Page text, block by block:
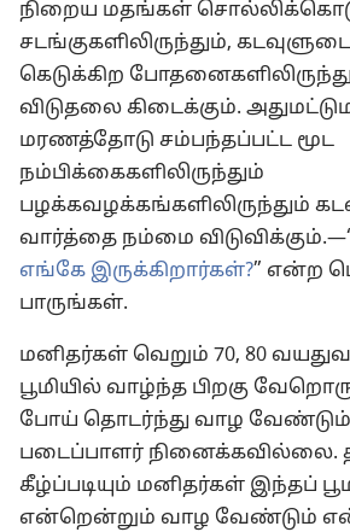
நிறைய மதங்கள்
சடங்குகளிலிருந்தும்,
கெடுக்கிற
விடுதலை கிடைக்கும்.
மரணத்தோடு சம்பந்தப்பட்ட மூட
நம்பிக்கைகளிலிருந்தும்
பழக்கவழக்கங்களிலிருந்தும்
வார்த்தை நம்மை
எங்கே இருக்கிறார்கள்?” என்ற
பாருங்கள்.
மனிதர்கள் வெறும் 70, 80
பூமியில் வாழ்ந்த பிறகு
போய் தொடர்ந்து வாழ வேண்டும்
படைப்பாளர் நினைக்கவில்லை.
கீழ்ப்படியும் மனிதர்கள் இந்தப்
என்றென்றும் வாழ வேண்டும்